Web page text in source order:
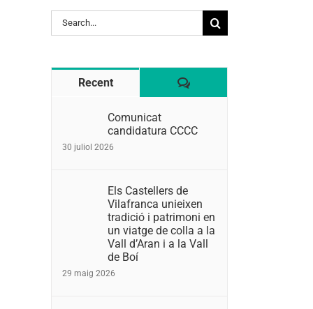
Search
for:
Recent Comentaris
Comunicat
candidatura CCCC
30 juliol 2026
Els Castellers de
Vilafranca unieixen
tradició i patrimoni en
un viatge de colla a la
Vall d’Aran i a la Vall
de Boí
29 maig 2026